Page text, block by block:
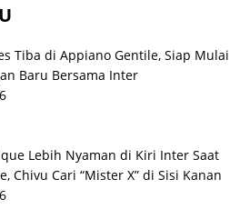
Tiba di Appiano Gentile, Siap Mulai
Baru Bersama Inter
Lebih Nyaman di Kiri Inter Saat
Chivu Cari “Mister X” di Sisi Kanan